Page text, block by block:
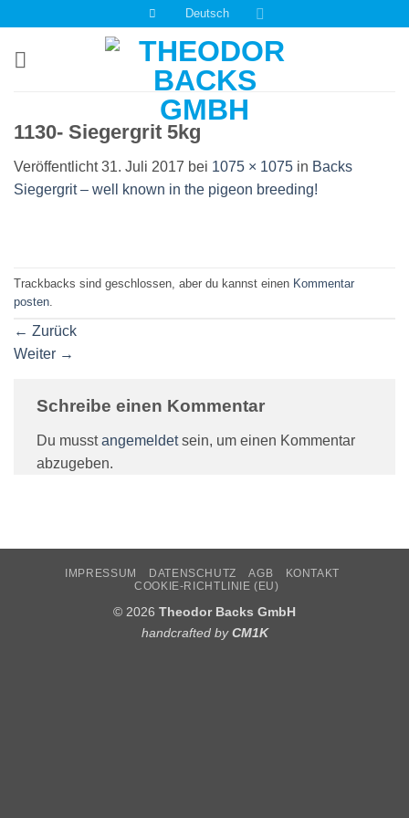
springen
Deutsch
1130- Siegergrit 5kg
Veröffentlicht31. Juli 2017 bei 1075 × 1075 in Backs
Siegergrit – well known in the pigeon breeding!
Trackbacks sind geschlossen, aber du kannst einen Kommentar
posten
← Zurück
Weiter →
Schreibe einen Kommentar
Du musstangemeldetsein, um einen Kommentar
abzugeben.
IMPRESSUM DATENSCHUTZ AGB
KONTAKT
COOKIE-RICHTLINIE (EU)
© 2026 Theodor Backs GmbH
handcrafted byCM1K